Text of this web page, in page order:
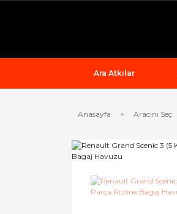
Ara Atkılar
Anasayfa Aracını Seç